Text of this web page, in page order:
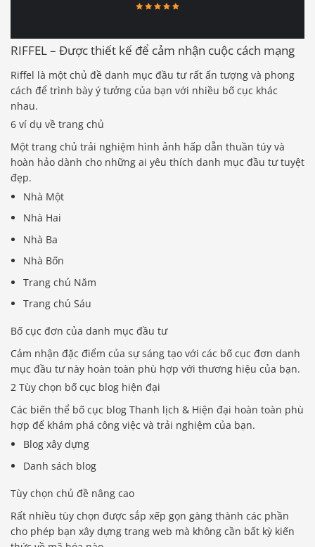
RIFFEL – Được thiết kế để cảm nhận cuộc cách mạng
Riffel là một chủ đề danh mục đầu tư rất ấn tượng và phong
cách để trình bày ý tưởng của bạn với nhiều bố cục khác
nhau.
6 ví dụ về trang chủ
Một trang chủ trải nghiệm hình ảnh hấp dẫn thuần túy và
hoàn hảo dành cho những ai yêu thích danh mục đầu tư tuyệt
đẹp.
Nhà Một
Nhà Hai
Nhà Ba
Nhà Bốn
Trang chủ Năm
Trang chủ Sáu
Bố cục đơn của danh mục đầu tư
Cảm nhận đặc điểm của sự sáng tạo với các bố cục đơn danh
mục đầu tư này hoàn toàn phù hợp với thương hiệu của bạn.
2 Tùy chọn bố cục blog hiện đại
Các biến thể bố cục blog Thanh lịch & Hiện đại hoàn toàn phù
hợp để khám phá công việc và trải nghiệm của bạn.
Blog xây dựng
Danh sách blog
Tùy chọn chủ đề nâng cao
Rất nhiều tùy chọn được sắp xếp gọn gàng thành các phần
cho phép bạn xây dựng trang web mà không cần bất kỳ kiến ​​